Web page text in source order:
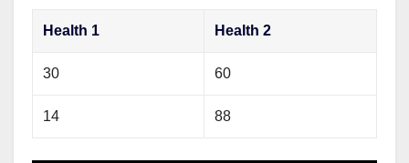
Health 1 Health 2
30 60
14 88